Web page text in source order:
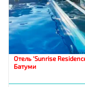
Отель 'Sunrise
Батуми